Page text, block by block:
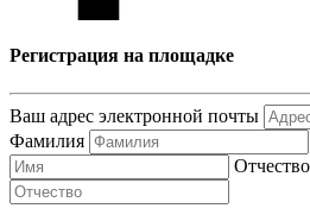
Регистрация на площадке
Ваш адрес электронной почты
Фамилия
Отчество